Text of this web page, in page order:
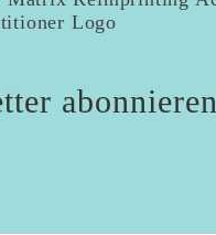
abonnieren